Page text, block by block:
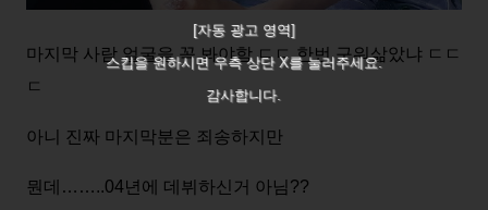
마지막 사람 얼굴을 꼭 봐야함 ㄷㄷ 한번 구워삶았냐 ㄷㄷ
ㄷ
아니 진짜 마지막분은 죄송하지만
뭔데……..04년에 데뷔하신거 아님??
[자동 광고 영역]
스킵을 원하시면 우측 상단 X를 눌러주세요.
감사합니다.